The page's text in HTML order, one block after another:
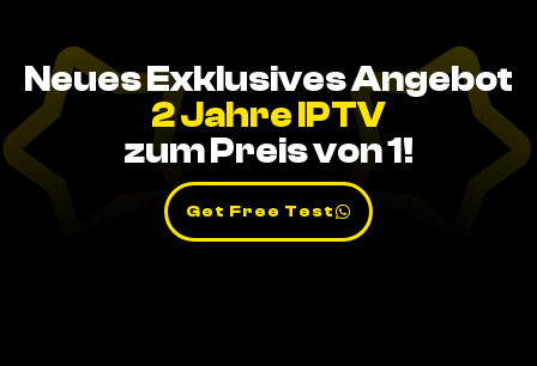
Neues Exklusives Angebot
2 Jahre IPTV
zum Preis von 1!
Get Free Test